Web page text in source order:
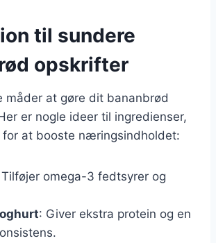
til sundere
opskrifter
måder at gøre dit bananbrød
er nogle ideer til ingredienser,
for at booste næringsindholdet:
omega-3 fedtsyrer og
: Giver ekstra protein og en